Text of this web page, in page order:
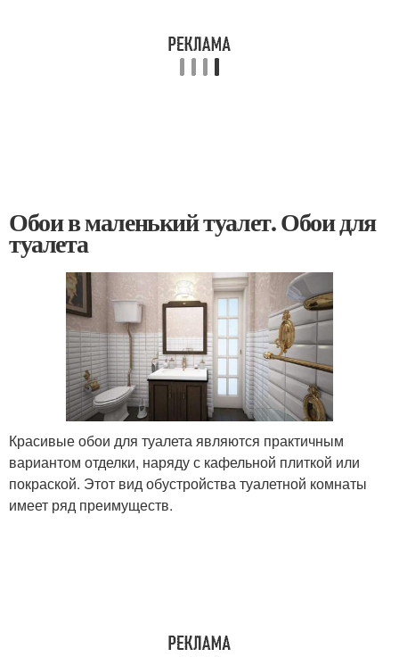
Обои в маленький туалет. Обои для
туалета
Красивые обои для туалета являются практичным
вариантом отделки, наряду с кафельной плиткой или
покраской. Этот вид обустройства туалетной комнаты
имеет ряд преимуществ.